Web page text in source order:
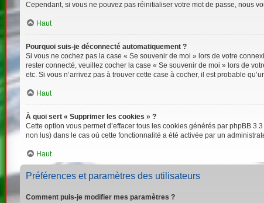
Cependant, si vous ne pouvez pas réinitialiser votre mot de passe, nous
Haut
Pourquoi suis-je déconnecté automatiquement ?
Si vous ne cochez pas la case « Se souvenir de moi » lors de votre
rester connecté, veuillez cocher la case « Se souvenir de moi » lors de
etc. Si vous n’arrivez pas à trouver cette case à cocher, il est probable
Haut
À quoi sert « Supprimer les cookies » ?
Cette option vous permet d’effacer tous les cookies générés par phpBB
non lus) dans le cas où cette fonctionnalité a été activée par un
Haut
Préférences et paramètres des utilisateurs
Comment puis-je modifier mes paramètres ?